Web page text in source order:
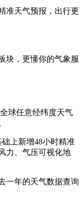
天气预报，出行更
，更懂你的气象服
球任意经纬度天气
上新增48小时精准
力、气压可视化地
年的天气数据查询